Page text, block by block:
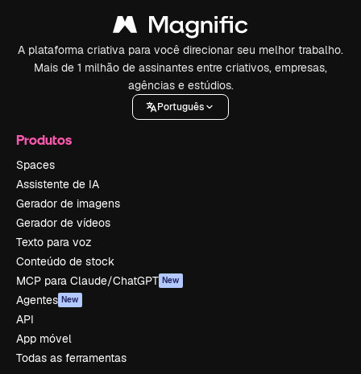
A plataforma criativa para você direcionar seu melhor trabalho.
Mais de 1 milhão de assinantes entre criativos, empresas,
agências e estúdios.
Português
Produtos
Spaces
Assistente de IA
Gerador de imagens
Gerador de vídeos
Texto para voz
Conteúdo de stock
MCP para Claude/ChatGPT New
Agentes New
API
App móvel
Todas as ferramentas